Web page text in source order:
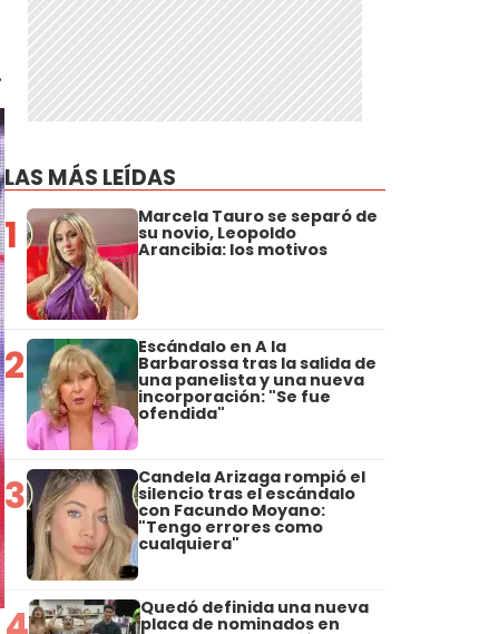
LAS MÁS LEÍDAS
1 Marcela Tauro se separó de
su novio, Leopoldo
Arancibia: los motivos
2 Escándalo en A la
Barbarossa tras la salida de
una panelista y una nueva
incorporación: "Se fue
ofendida"
3 Candela Arizaga rompió el
silencio tras el escándalo
con Facundo Moyano:
"Tengo errores como
cualquiera"
Quedó definida una nueva
placa de nominados en